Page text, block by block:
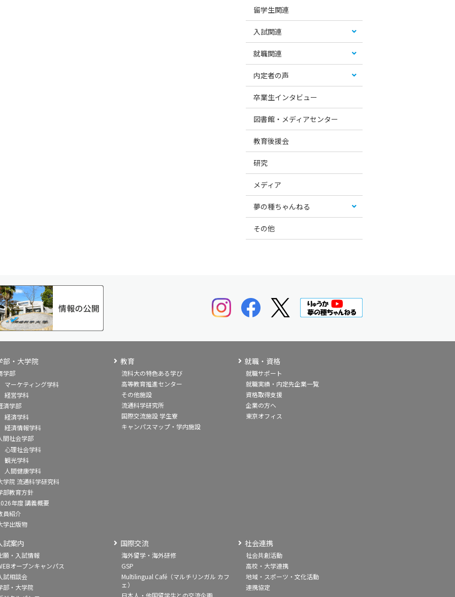
留学生関連
入試関連
就職関連
内定者の声
卒業生インタビュー
図書館・メディアセンター
教育後援会
研究
メディア
夢の種ちゃんねる
その他
部・大学院
学部
マーケティング学科
経営学科
済学部
経済学科
経済情報学科
間社会学部
心理社会学科
観光学科
人間健康学科
学院 流通科学研究科
部教育方針
年度 講義概要
員紹介
学出版物
教育
流科大の特色ある学び
高等教育推進センター
その他施設
流通科学研究所
国際交流施設 学生寮
キャンパスマップ・学内施設
就職・資格
就職サポート
就職実績・内定先企業一覧
資格取得支援
企業の方へ
東京オフィス
試案内
願・入試情報
オープンキャンパス
試相談会
部・大学院
国際交流
海外留学・海外研修
GSP
Multilingual Café（マルチリンガル カフ
ェ）
日本人・他国留学生との交流企画
社会連携
社会共創活動
高校・大学連携
地域・スポーツ・文化活動
連携協定